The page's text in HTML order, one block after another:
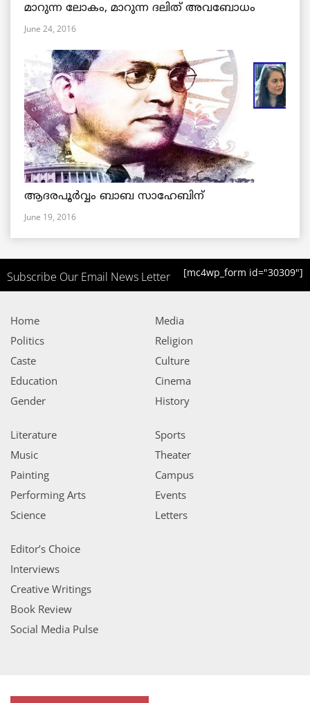
മാറുന്ന ലോകം, മാറുന്ന ദലിത് അവബോധം
June 24, 2016
ആദരപൂര്‍വ്വം ബാബ സാഹേബിന്
June 19, 2016
Subscribe Our Email News Letter [mc4wp_form id="30309"]
Home
Politics
Caste
Education
Gender
Media
Religion
Culture
Cinema
History
Literature
Music
Painting
Performing Arts
Science
Sports
Theater
Campus
Events
Letters
Editor’s Choice
Interviews
Creative Writings
Book Review
Social Media Pulse